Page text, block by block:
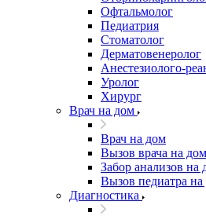
Офтальмолог
Педиатрия
Стоматолог
Дерматовенеролог
Анестезиолого-
Уролог
Хирург
Врач на дом
Врач на дом
Вызов врача на дом
Забор анализов на
Вызов педиатра
Диагностика